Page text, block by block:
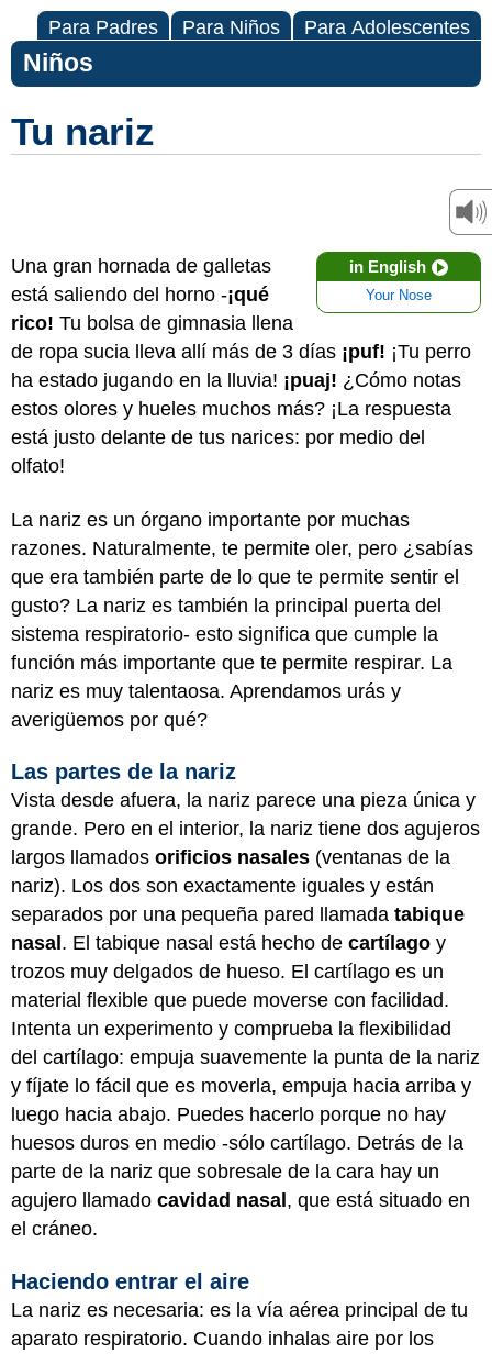
Para Padres Para Niños Para Adolescentes
Niños
Tu nariz
in English
Your Nose
Una gran hornada de galletas
está saliendo del horno -¡qué
rico! Tu bolsa de gimnasia llena
de ropa sucia lleva allí más de 3 días ¡puf! ¡Tu perro
ha estado jugando en la lluvia! ¡puaj! ¿Cómo notas
estos olores y hueles muchos más? ¡La respuesta
está justo delante de tus narices: por medio del
olfato!
La nariz es un órgano importante por muchas
razones. Naturalmente, te permite oler, pero ¿sabías
que era también parte de lo que te permite sentir el
gusto? La nariz es también la principal puerta del
sistema respiratorio- esto significa que cumple la
función más importante que te permite respirar. La
nariz es muy talentaosa. Aprendamos urás y
averigüemos por qué?
Las partes de la nariz
Vista desde afuera, la nariz parece una pieza única y
grande. Pero en el interior, la nariz tiene dos agujeros
largos llamados orificios nasales (ventanas de la
nariz). Los dos son exactamente iguales y están
separados por una pequeña pared llamada tabique
nasal . El tabique nasal está hecho de cartílago y
trozos muy delgados de hueso. El cartílago es un
material flexible que puede moverse con facilidad.
Intenta un experimento y comprueba la flexibilidad
del cartílago: empuja suavemente la punta de la nariz
y fíjate lo fácil que es moverla, empuja hacia arriba y
luego hacia abajo. Puedes hacerlo porque no hay
huesos duros en medio -sólo cartílago. Detrás de la
parte de la nariz que sobresale de la cara hay un
agujero llamado cavidad nasal , que está situado en
el cráneo.
Haciendo entrar el aire
La nariz es necesaria: es la vía aérea principal de tu
aparato respiratorio. Cuando inhalas aire por los